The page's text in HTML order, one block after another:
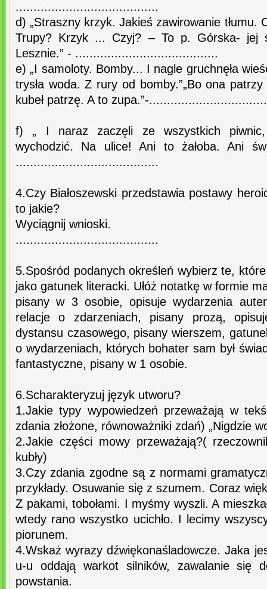
........................................
d) „Straszny krzyk. Jakieś zawirowanie tłumu.
Trupy? Krzyk ... Czyj? – To p. Górska- jej
Lesznie.” - ........................................
e) „I samoloty. Bomby... I nagle gruchnęła
trysła woda. Z rury od bomby.”„Bo ona
kubeł patrzę. A to zupa.”-
f) „ I naraz zaczęli ze wszystkich
wychodzić. Na ulice! Ani to żałoba. Ani
........................................
4.Czy Białoszewski przedstawia postawy
to jakie?
Wyciągnij wnioski.
........................................
5.Spośród podanych określeń wybierz te,
jako gatunek literacki. Ułóż notatkę w formie
pisany w 3 osobie, opisuje wydarzenia
relacje o zdarzeniach, pisany prozą,
dystansu czasowego, pisany wierszem,
o wydarzeniach, których bohater sam był
fantastyczne, pisany w 1 osobie.
6.Scharakteryzuj język utworu?
1.Jakie typy wypowiedzeń przeważają w
zdania złożone, równoważniki zdań) „Nigdzie
2.Jakie części mowy przeważają?(
kubły)
3.Czy zdania zgodne są z normami
przykłady. Osuwanie się z szumem. Coraz
Z pakami, tobołami. I myśmy wyszli. A
wtedy rano wszystko ucichło. I lecimy
piorunem.
4.Wskaż wyrazy dźwiękonaśladowcze. Jaka
u-u oddają warkot silników, zawalanie się
powstania.